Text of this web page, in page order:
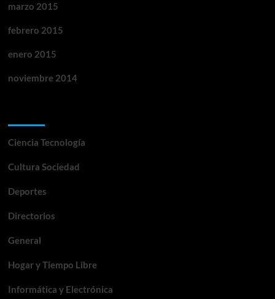
marzo 2015
febrero 2015
enero 2015
noviembre 2014
Ciencia Tecnología
Cultura Sociedad
Deportes
Directorios
General
Hogar y Tiempo Libre
Informática y Electrónica